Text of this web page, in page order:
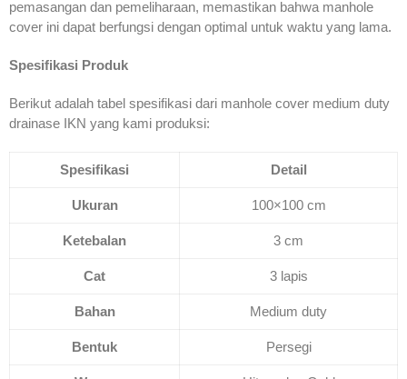
pemasangan dan pemeliharaan, memastikan bahwa manhole
cover ini dapat berfungsi dengan optimal untuk waktu yang lama.
Spesifikasi Produk
Berikut adalah tabel spesifikasi dari manhole cover medium duty
drainase IKN yang kami produksi:
Spesifikasi Detail
Ukuran 100×100 cm
Ketebalan 3 cm
Cat 3 lapis
Bahan Medium duty
Bentuk Persegi